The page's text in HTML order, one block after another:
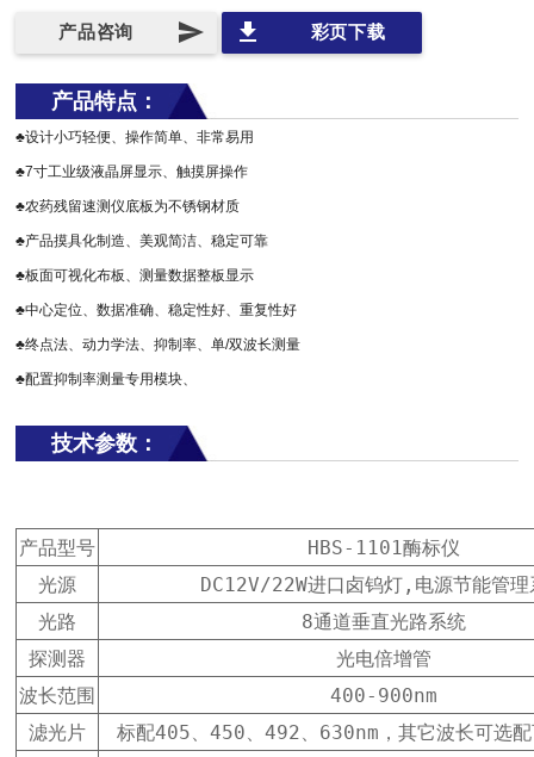
send
产品咨询 file_download 彩页下载
产品特点：
♣设计小巧轻便、操作简单、非常易用
♣7寸工业级液晶屏显示、触摸屏操作
♣农药残留速测仪底板为不锈钢材质
♣产品摸具化制造、美观简洁、稳定可靠
♣板面可视化布板、测量数据整板显示
♣中心定位、数据准确、稳定性好、重复性好
♣终点法、动力学法、抑制率、单/双波长测量
♣配置抑制率测量专用模块、
技术参数：
产品型号
HBS-1101酶标仪
光源
DC12V/22W进口卤钨灯,电源节能管理
光路
8通道垂直光路系统
探测器
光电倍增管
波长范围
400-900nm
滤光片
标配405、450、492、630nm，其它波长可选